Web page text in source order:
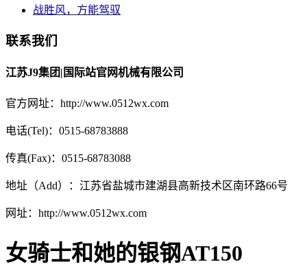
战胜风，方能驾驭
联系我们
江苏J9集团|国际站官网机械有限公司
官方网址：http://www.0512wx.com
电话(Tel)：0515-68783888
传真(Fax)：0515-68783088
地址（Add）：江苏省盐城市建湖县高新技术区南环路66号
网址：http://www.0512wx.com
女骑士和她的银钢AT150